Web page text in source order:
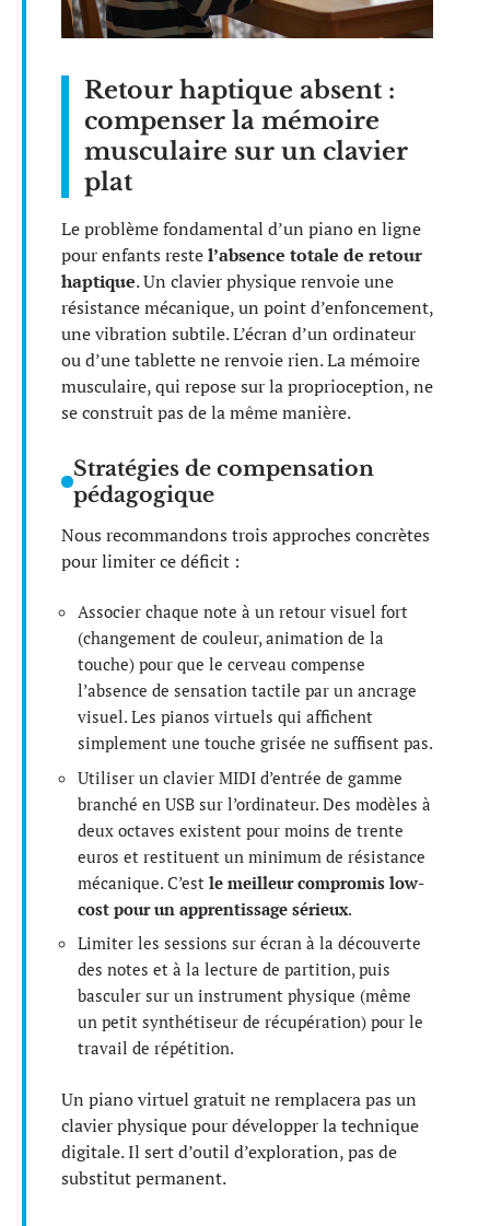
Retour haptique absent :
compenser la mémoire
musculaire sur un clavier
plat
Le problème fondamental d’un piano en ligne
pour enfants restel’absence totale de retour
haptique. Un clavier physique renvoie une
résistance mécanique, un point d’enfoncement,
une vibration subtile. L’écran d’un ordinateur
ou d’une tablette ne renvoie rien. La mémoire
musculaire, qui repose sur la proprioception, ne
se construit pas de la même manière.
Stratégies de compensation
pédagogique
Nous recommandons trois approches concrètes
pour limiter ce déficit :
Associer chaque note à un retour visuel fort
(changement de couleur, animation de la
touche) pour que le cerveau compense
l’absence de sensation tactile par un ancrage
visuel. Les pianos virtuels qui affichent
simplement une touche grisée ne suffisent pas.
Utiliser un clavier MIDI d’entrée de gamme
branché en USB sur l’ordinateur. Des modèles à
deux octaves existent pour moins de trente
euros et restituent un minimum de résistance
mécanique. C’est le meilleur compromis low-
cost pour un apprentissage sérieux.
Limiter les sessions sur écran à la découverte
des notes et à la lecture de partition, puis
basculer sur un instrument physique (même
un petit synthétiseur de récupération) pour le
travail de répétition.
Un piano virtuel gratuit ne remplacera pas un
clavier physique pour développer la technique
digitale. Il sert d’outil d’exploration, pas de
substitut permanent.